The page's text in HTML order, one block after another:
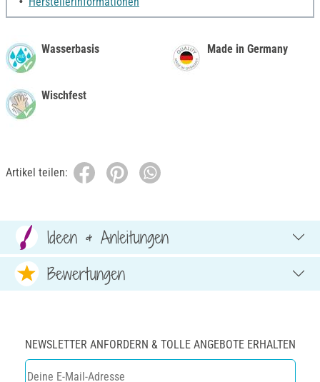
Wasserbasis
Wischfest
Made in Germany
Artikel teilen:
Ideen & Anleitungen
Bewertungen
NEWSLETTER ANFORDERN & TOLLE ANGEBOTE ERHALTEN